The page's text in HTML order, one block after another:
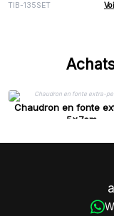
TIB-135SET
Chaudron en fonte
5x7cm